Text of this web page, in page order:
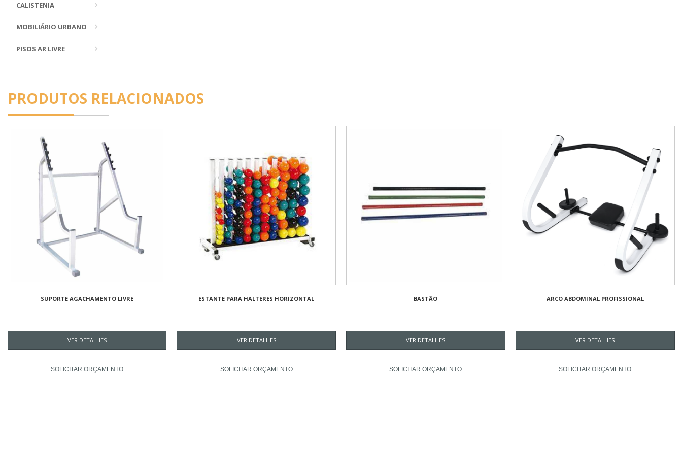
CALISTENIA
MOBILIÁRIO URBANO
PISOS AR LIVRE
PRODUTOS RELACIONADOS
SUPORTE AGACHAMENTO LIVRE
VER DETALHES
SOLICITAR ORÇAMENTO
ESTANTE PARA HALTERES HORIZONTAL
VER DETALHES
SOLICITAR ORÇAMENTO
BASTÃO
VER DETALHES
SOLICITAR ORÇAMENTO
ARCO ABDOMINAL PROFISSIONAL
VER DETALHES
SOLICITAR ORÇAMENTO